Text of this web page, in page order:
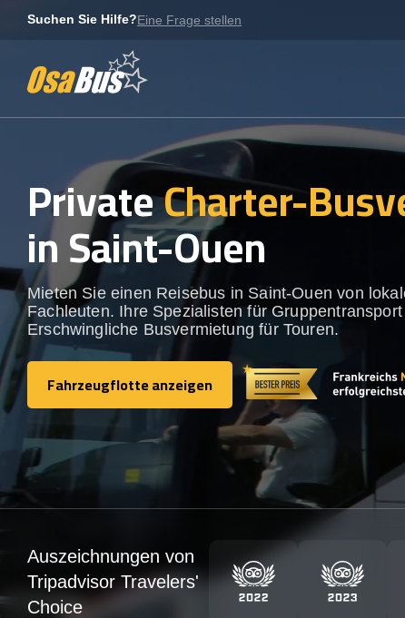
Suchen Sie Hilfe?Eine Frage stellen
PrivateCharter-
in Saint-Ouen
Mieten Sie einen Reisebus in Saint-Ouen von
Fachleuten. Ihre Spezialisten für
Erschwingliche Busvermietung für Touren.
Fahrzeugflotte anzeigen
Fahrzeugflotte anzeigen
Auszeichnungen von
Tripadvisor Travelers'
Choice